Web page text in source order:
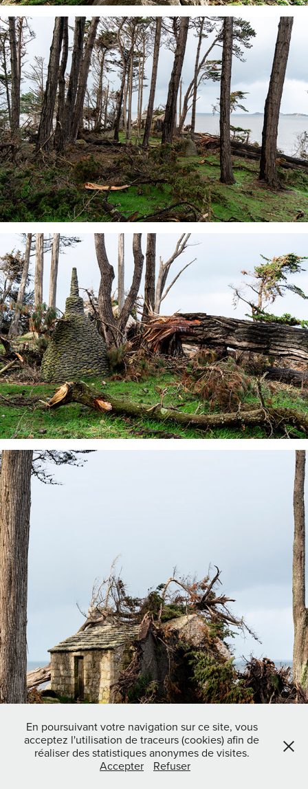
En poursuivant votre navigation sur ce site, vous
acceptez l'utilisation de traceurs (cookies) afin de
réaliser des statistiques anonymes de visites.
Accepter
Refuser